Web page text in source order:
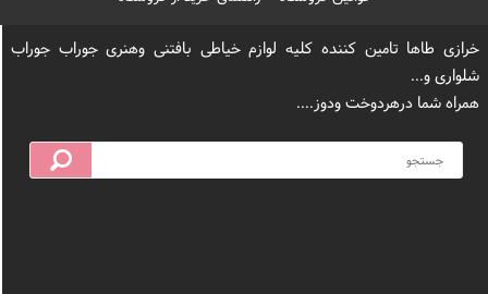
خرازی طاها تامین کننده کلیه لوازم خیاطی بافتنی وهنری جوراب جوراب
شلواری و...
همراه شما درهردوخت ودوز....